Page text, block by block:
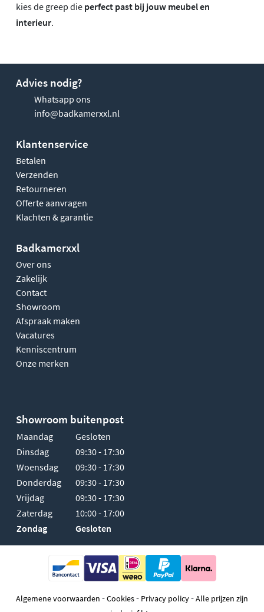
kies de greep die perfect past bij jouw meubel en
interieur.
Advies nodig?
Whatsapp ons
info@badkamerxxl.nl
Klantenservice
Betalen
Verzenden
Retourneren
Offerte aanvragen
Klachten & garantie
Badkamerxxl
Over ons
Zakelijk
Contact
Showroom
Afspraak maken
Vacatures
Kenniscentrum
Onze merken
Showroom buitenpost
Maandag
Gesloten
Dinsdag
09:30 - 17:30
Woensdag
09:30 - 17:30
Donderdag
09:30 - 17:30
Vrijdag
09:30 - 17:30
Zaterdag
10:00 - 17:00
Zondag
Gesloten
Algemene voorwaarden -Cookies- Privacy policy-Alle prijzen zijn